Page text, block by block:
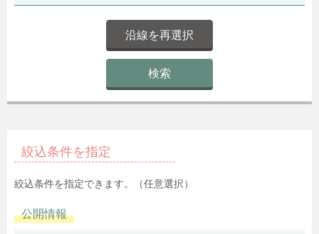
絞込条件を指定
絞込条件を指定できます。（任意選択）
公開情報